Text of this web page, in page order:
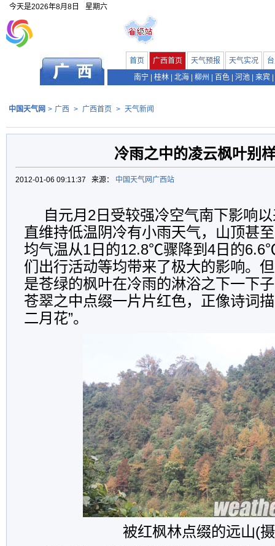
今天是2026年8月8日 星期六
首页 广西首页 天气预报 天气实况
南宁
桂林 北海 柳州 百色 河池 来宾
中国天气网 > 广西 > 广西首页 > 天气新闻
冷雨之中的凌云枫叶别
2012-01-06 09:11:37 来源： 中国天气网广西站
自元月2日受较强冷空气南下影响
直维持低温阴冷有小雨天气，山顶甚
均气温从1日的12.8℃骤降到4日的
们出行活动等均带来了极大的影响。
是苍绿的枫叶在冷雨的淋浴之下一下
苍翠之中点缀一片片红色，正像诗词
二月花”。
被红枫林点缀的远山(摄